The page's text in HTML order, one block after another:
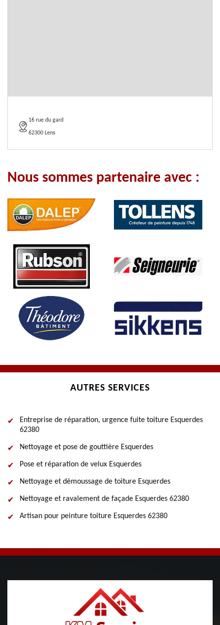
16 rue du gard
62300 Lens
Nous sommes partenaire avec :
AUTRES SERVICES
Entreprise de réparation, urgence fuite toiture Esquerdes
62380
Nettoyage et pose de gouttière Esquerdes
Pose et réparation de velux Esquerdes
Nettoyage et démoussage de toiture Esquerdes
Nettoyage et ravalement de façade Esquerdes 62380
Artisan pour peinture toiture Esquerdes 62380